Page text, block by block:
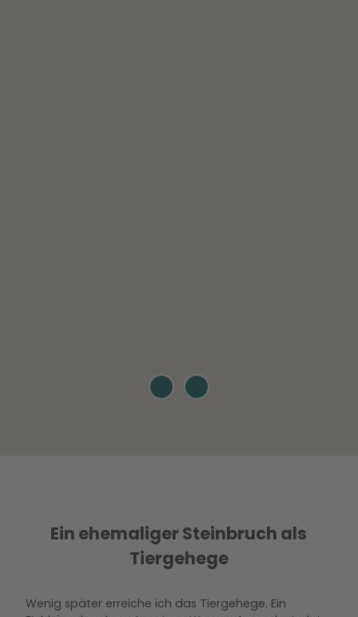
Ein ehemaliger Steinbruch als
Tiergehege
Wenig später erreiche ich das Tiergehege. Ein